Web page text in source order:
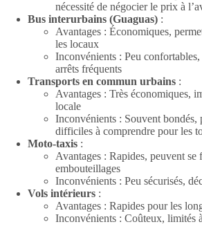
nécessité de négocier le prix à
Bus interurbains (Guaguas) :
Avantages : Économiques,
les locaux
Inconvénients : Peu
arrêts fréquents
Transports en commun urbains :
Avantages : Très économiques,
locale
Inconvénients : Souvent bondés,
difficiles à comprendre pour les
Moto-taxis :
Avantages : Rapides, peuvent se
embouteillages
Inconvénients : Peu sécurisés,
Vols intérieurs :
Avantages : Rapides pour les
Inconvénients : Coûteux, limités